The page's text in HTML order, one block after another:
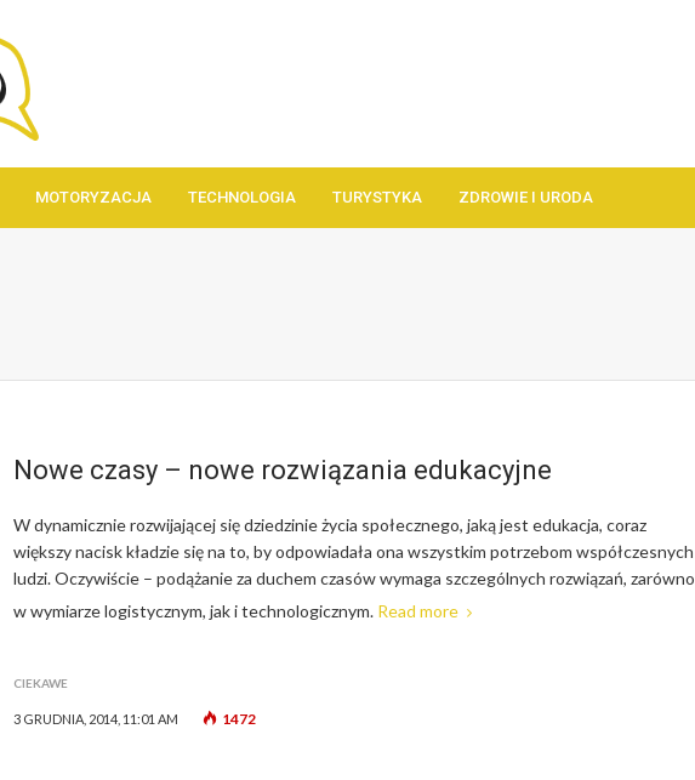
MOTORYZACJA TECHNOLOGIA TURYSTYKA ZDROWIE I URODA
Nowe czasy – nowe rozwiązania edukacyjne
W dynamicznie rozwijającej się dziedzinie życia społecznego, jaką jest edukacja, coraz
większy nacisk kładzie się na to, by odpowiadała ona wszystkim potrzebom współczesnych
ludzi. Oczywiście – podążanie za duchem czasów wymaga szczególnych rozwiązań, zarówno
w wymiarze logistycznym, jak i technologicznym. Read more
CIEKAWE
3 GRUDNIA, 2014, 11:01 AM 1472